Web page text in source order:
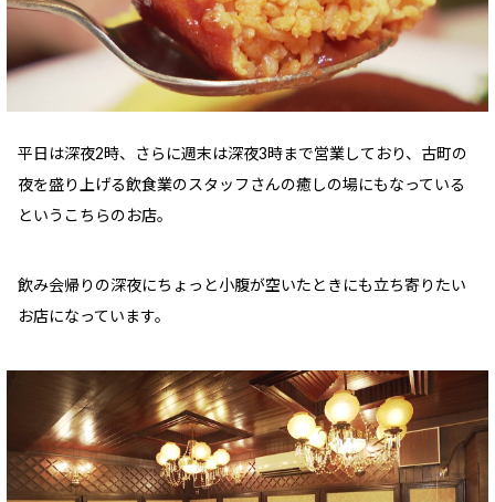
平日は深夜2時、さらに週末は深夜3時まで営業しており、古町の
夜を盛り上げる飲食業のスタッフさんの癒しの場にもなっている
というこちらのお店。
飲み会帰りの深夜にちょっと小腹が空いたときにも立ち寄りたい
お店になっています。